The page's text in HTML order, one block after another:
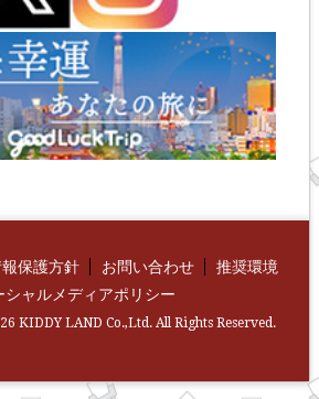
保護方針 お問い合わせ
推奨環境
シャルメディアポリシー
KIDDY LAND Co.,Ltd. All Rights Reserved.